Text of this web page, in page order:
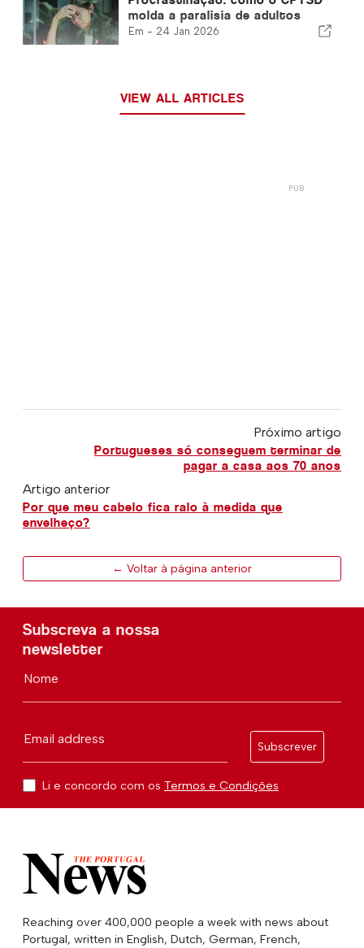
molda a paralisia de adultos
Em - 24 Jan 2026
VIEW ALL ARTICLES
Próximo artigo
Portugueses só conseguem terminar de
pagar a casa aos 70 anos
Artigo anterior
Por que meu cabelo fica ralo à medida que
envelheço?
← Voltar à página anterior
Subscreva a nossa
newsletter
Nome
Email address
Subscrever
Li e concordo com os Termos e Condições
Reaching over 400,000 people a week with news about
Portugal, written in English, Dutch, German, French,